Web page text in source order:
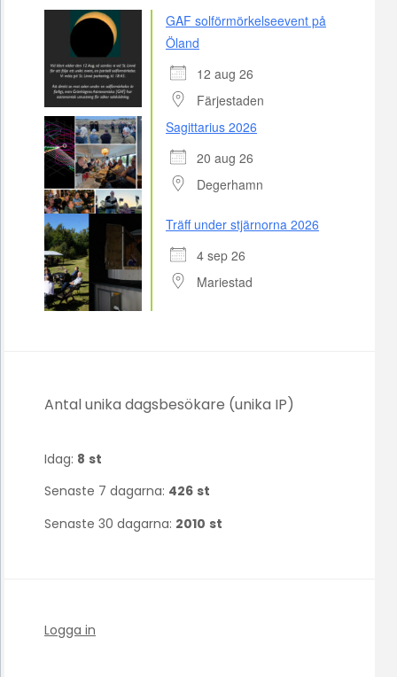
GAF solförmörkelseevent på
Öland
12 aug 26
Färjestaden
Sagittarius 2026
20 aug 26
Degerhamn
Träff under stjärnorna 2026
4 sep 26
Mariestad
Antal unika dagsbesökare (unika IP)
Idag: 8 st
Senaste 7 dagarna: 426 st
Senaste 30 dagarna: 2010 st
Logga in